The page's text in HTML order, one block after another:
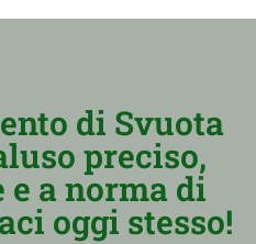
di Svuota
preciso,
a norma di
oggi stesso!